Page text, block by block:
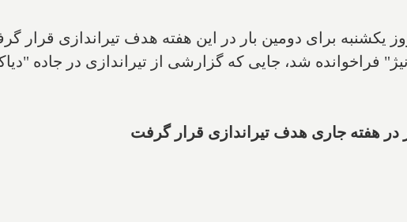
یکشنبه برای دومین بار در این هفته هدف تیراندازی قرار
"کوت-د-نیژ" فراخوانده شد، جایی که گزارشی از تیراندازی در جاده
در هفته جاری هدف تیراندازی قرار گرفت